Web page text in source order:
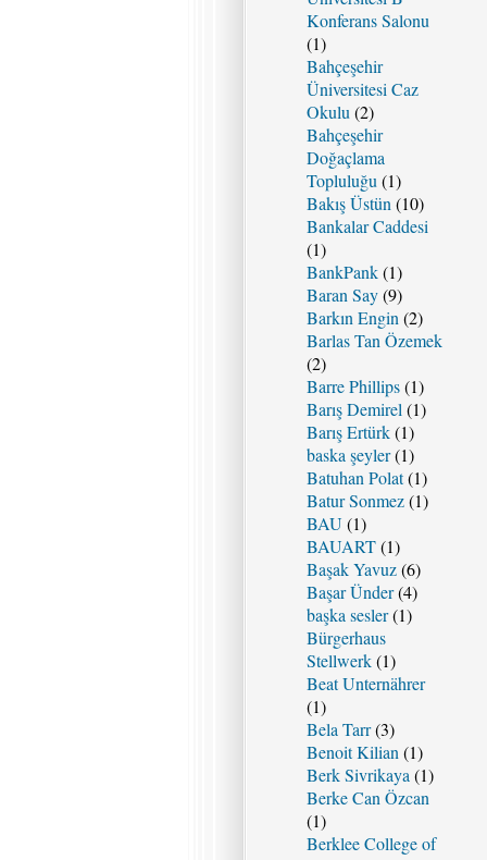
Konferans Salonu
(1)
Bahçeşehir
Üniversitesi Caz
Okulu (2)
Bahçeşehir
Doğaçlama
Topluluğu (1)
Bakış Üstün (10)
Bankalar Caddesi
(1)
BankPank(1)
Baran Say(9)
Barkın Engin (2)
Barlas Tan Özemek
(2)
Barre Phillips(1)
Barış Demirel (1)
Barış Ertürk(1)
baska şeyler(1)
Batuhan Polat(1)
Batur Sonmez(1)
BAU (1)
BAUART(1)
Başak Yavuz(6)
Başar Ünder(4)
başka sesler(1)
Bürgerhaus
Stellwerk(1)
Beat Unternährer
(1)
Bela Tarr(3)
Benoit Kilian (1)
Berk Sivrikaya (1)
Berke Can Özcan
(1)
Berklee College of